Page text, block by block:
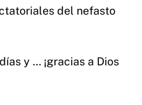
del nefasto
y … ¡gracias a Dios